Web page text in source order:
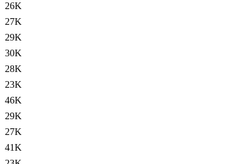
26K
27K
29K
30K
28K
23K
46K
29K
27K
41K